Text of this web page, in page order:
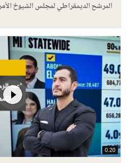
المرشح الديمقراطي لمجلس الشيوخ
0.20